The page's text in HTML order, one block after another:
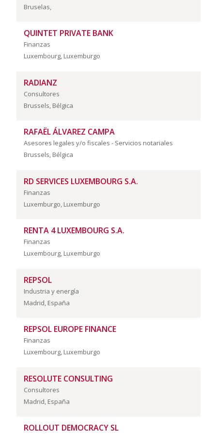
Bruselas,
QUINTET PRIVATE BANK
Finanzas
Luxembourg, Luxemburgo
RADIANZ
Consultores
Brussels, Bélgica
RAFAËL ÁLVAREZ CAMPA
Asesores legales y/o fiscales - Servicios notariales
Brussels, Bélgica
RD SERVICES LUXEMBOURG S.A.
Finanzas
Luxemburgo, Luxemburgo
RENTA 4 LUXEMBOURG S.A.
Finanzas
Luxembourg, Luxemburgo
REPSOL
Industria y energía
Madrid, España
REPSOL EUROPE FINANCE
Finanzas
Luxembourg, Luxemburgo
RESOLUTE CONSULTING
Consultores
Madrid, España
ROLLOUT DEMOCRACY SL